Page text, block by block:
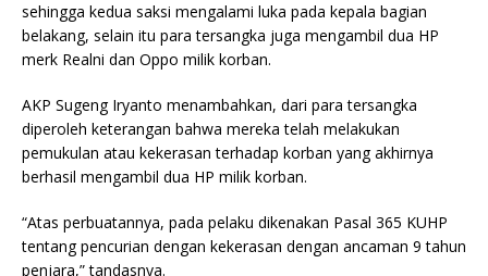
sehingga kedua saksi mengalami luka pada kepala bagian
belakang, selain itu para tersangka juga mengambil dua HP
merk Realni dan Oppo milik korban.
AKP Sugeng Iryanto menambahkan, dari para tersangka
diperoleh keterangan bahwa mereka telah melakukan
pemukulan atau kekerasan terhadap korban yang akhirnya
berhasil mengambil dua HP milik korban.
“Atas perbuatannya, pada pelaku dikenakan Pasal 365 KUHP
tentang pencurian dengan kekerasan dengan ancaman 9 tahun
penjara,” tandasnya.